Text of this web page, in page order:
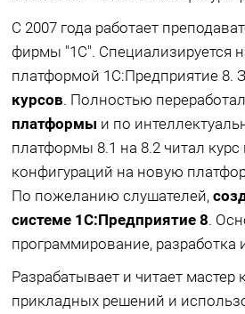
С 2007 года работает
фирмы "1С". Специализируется
платформой 1С:Предприятие 8.
курсов. Полностью
платформы и по
платформы 8.1 на 8.2 читал
конфигураций на новую
По пожеланию слушателей,
системе 1С:Предприятие 8.
программирование, разработка
Разрабатывает и читает
прикладных решений и